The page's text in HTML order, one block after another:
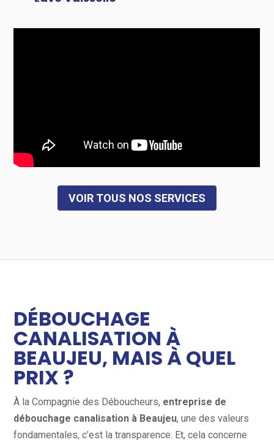
VOIR TOUS NOS SERVICES
DÉBOUCHAGE
CANALISATION À
BEAUJEU, MAIS À QUEL
PRIX ?
À la Compagnie des Déboucheurs, entreprise de
débouchage canalisation à Beaujeu, une des valeurs
fondamentales, c’est la transparence. Et, cela concerne